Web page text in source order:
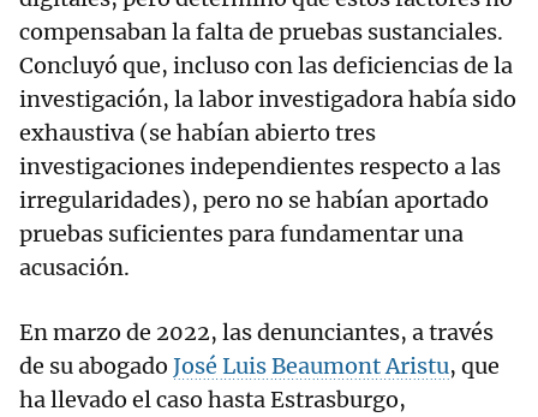
compensaban la falta de pruebas sustanciales.
Concluyó que, incluso con las deficiencias de la
investigación, la labor investigadora había sido
exhaustiva (se habían abierto tres
investigaciones independientes respecto a las
irregularidades), pero no se habían aportado
pruebas suficientes para fundamentar una
acusación.
En marzo de 2022, las denunciantes, a través
de su abogado José Luis Beaumont Aristu, que
ha llevado el caso hasta Estrasburgo,